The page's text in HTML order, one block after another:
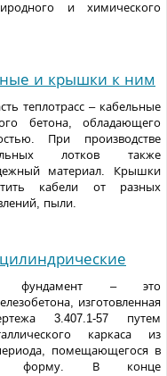
и химического
и крышки к ним
теплотрасс – кабельные
бетона, обладающего
При производстве
лотков также
материал. Крышки
кабели от разных
пыли.
фундамент – это
изготовленная
3.407.1-57 путем
каркаса из
помещающегося в
форму. В конце